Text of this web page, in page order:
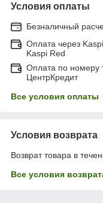
Условия оплаты
Безналичный
Оплата через
Kaspi Red
Оплата по номеру
ЦентрКредит
Все условия оплаты
Условия возврата
Возврат товара в
Все условия